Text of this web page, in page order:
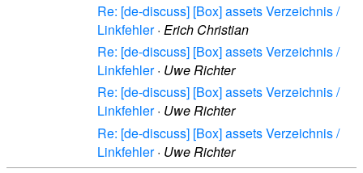
Re: [de-discuss] [Box] assets Verzeichnis /
Linkfehler· Erich Christian
Re: [de-discuss] [Box] assets Verzeichnis /
Linkfehler· Uwe Richter
Re: [de-discuss] [Box] assets Verzeichnis /
Linkfehler· Uwe Richter
Re: [de-discuss] [Box] assets Verzeichnis /
Linkfehler· Uwe Richter